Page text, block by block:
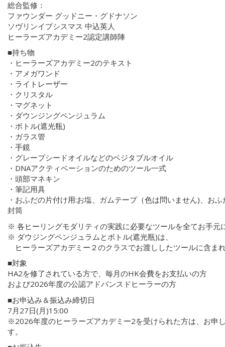
総合監修：
ファウンダー グッドニー・グドナソン
ソヴリンイプシスマス 中込英人
ヒーラーズアカデミー2認定講師陣
■持ち物
・ヒーラーズアカデミー2のテキスト
・アメガワンド
・ライトレーザー
・クリスタル
・マグネット
・ダウンジングペンジュラム
・ボトル(遮光瓶)
・ガラス管
・手鏡
・グレープシードオイルなどのベジタブルオイル
・DNAアクティベーションのためのツール一式
・頭部マネキン
・筆記用具
・おふだの片付け用:お塩、ガムテープ（色は問いません)、お
封筒
※ 各ヒーリングモダリティの実践に必要なツールを全てお手元
※ ダウジングペンジュラムとボトル(遮光瓶)は、
ヒーラーズアカデミー２のクラスでお渡ししたツールに含ま
■対象
HA2を修了されている方で、毎月のHK会費をお支払いの方
および2026年度の公認アドバンスドヒーラーの方
■お申込み＆振込み締切日
7月27日(月)15:00
※2026年度のヒーラーズアカデミー2を受けられた方は、お申
す。